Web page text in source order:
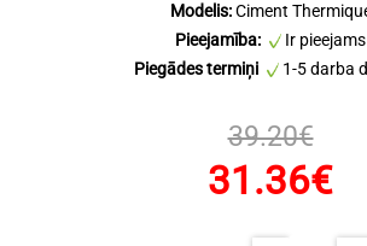
Modelis:Ciment
Pieejamība:
Ir pieejams
Piegādes termiņi
1-5 darba
39.20€
31.36€